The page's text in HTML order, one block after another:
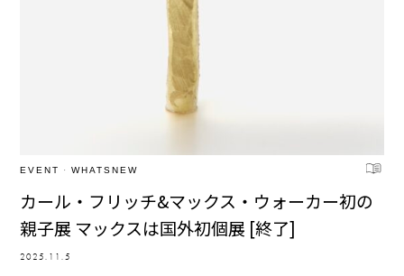
EVENT · WHATSNEW
カール・フリッチ&マックス・ウォーカー初の
親子展 マックスは国外初個展 [終了]
2025.11.5